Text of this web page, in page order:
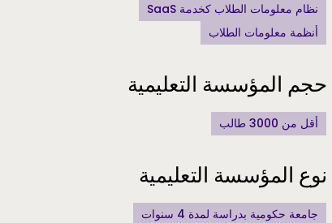
نظام معلومات الطلاب كخدمة SaaS
أنظمة معلومات الطلاب
حجم المؤسسة التعليمية
أقل من 3000 طالب
نوع المؤسسة التعليمية
جامعة حكومية بدراسة لمدة 4 سنوات